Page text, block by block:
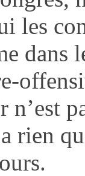
les
dans
rien